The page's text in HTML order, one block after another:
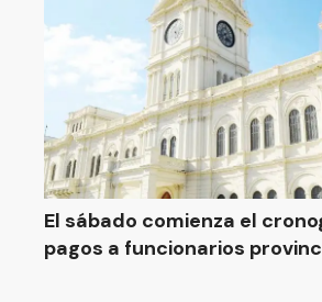
El sábado comienza el
pagos a funcionarios